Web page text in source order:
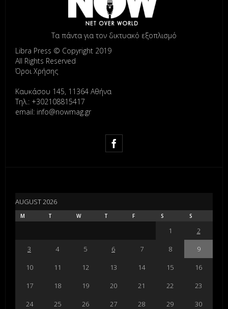
Τα πάντα για τον δικτυακό εξοπλισμό
Libra Press © Copyright 2019
All Rights Reserved
Όροι Χρήσης
Καυκάσου 145, 11364 Αθήνα
Τηλ.: +302108815417
email: info@nowmag.gr
AUGUST 2026
M T W T F S S
1
2
3
4 5 6 7 8
9
10
11 12 13 14 15
16
17
18 19 20 21 22
23
24
25 26 27 28 29 30